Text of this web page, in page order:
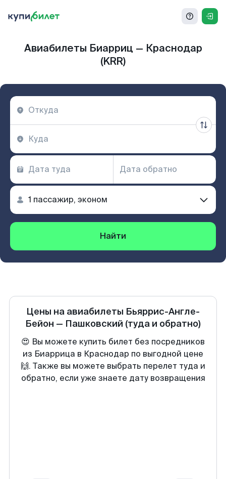
Авиабилеты Биарриц — Краснодар
(KRR)
Найти
Цены на авиабилеты Бьяррис-Англе-
Бейон — Пашковский (туда и обратно)
😍 Вы можете купить билет без посредников
из Биаррица в Краснодар по выгодной цене
🙌. Также вы можете выбрать перелет туда и
обратно, если уже знаете дату возвращения